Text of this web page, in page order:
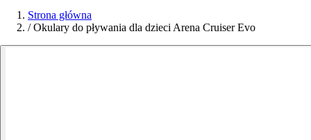
Strona główna
/ Okulary do pływania dla dzieci Arena Cruiser Evo